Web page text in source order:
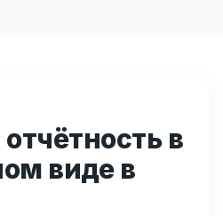
в
виде в